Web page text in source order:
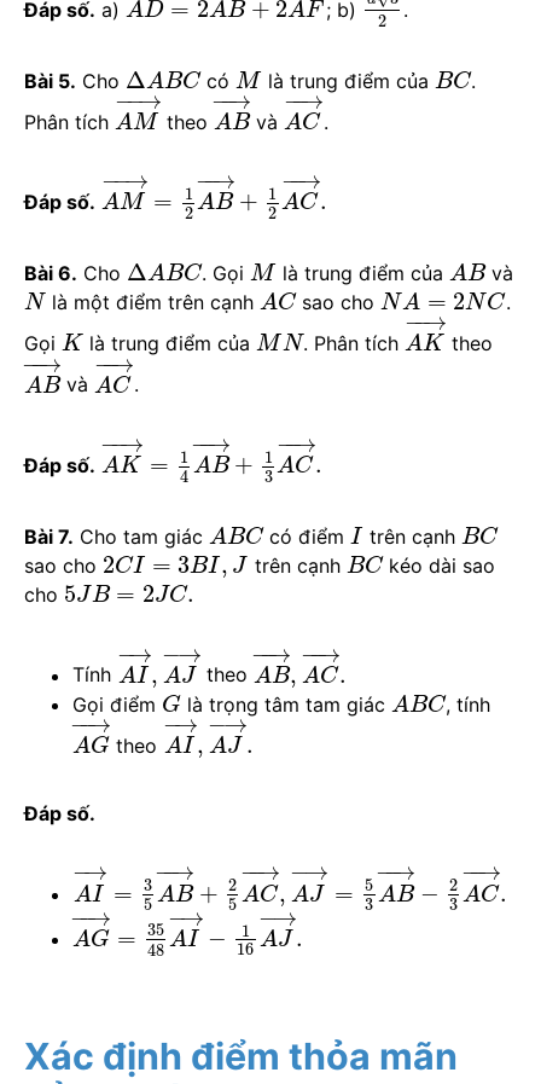
Đáp số. a) AD = 2AB + 2AF ; b)
2
.
Bài 5. Cho ΔA BCcó M là trung điểm của BC.
Phân tích AM
−→
−
theoAB
−→
−
vàAC
−→
−
.
Đáp số. AM
−→
−
=
1
2 AB
−→
−
+ 1
2 AC
−→
−
.
Bài 6. Cho ΔABC. Gọi M là trung điểm củaABvà
N là một điểm trên cạnhAC sao choNA = 2NC.
Gọi K là trung điểm củaMN. Phân tíchAK
−→
−
theo
AB
−→
−
và AC
−→
−
.
Đáp số. AK
−→
−
=
1
4 AB
−→
−
+
1
3 AC
−→
−
.
Bài 7. Cho tam giác ABC có điểmI trên cạnh BC
sao cho 2CI = 3BI , J trên cạnh BCkéo dài sao
cho 5JB = 2JC.
Tính AI
−→
, AJ
−→
theo AB
−→
−
, AC
−→
−
.
Gọi điểm Glà trọng tâm tam giác ABC, tính
AG
−→
−
theo AI
−→
, AJ
−→
.
Đáp số.
A I
−→
= 3
5 A B
−→
−
+ 2
5 AC
−→
−
, AJ
−→
= 5
3 A B
−→
−
− 2
3 AC
−→
−
.
AG
−→
−
= 35
48 AI
−→
−
1
16 AJ
−→
.
Xác định điểm thỏa mãn